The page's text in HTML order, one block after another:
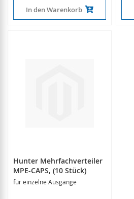
In den Warenkorb
Hunter Mehrfachverteiler
MPE-CAPS, (10 Stück)
für einzelne Ausgänge